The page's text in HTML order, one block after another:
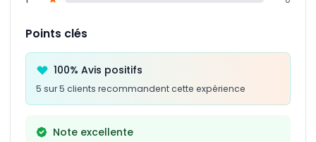
Points clés
100% Avis positifs
5 sur 5 clients recommandent cette expérience
Note excellente